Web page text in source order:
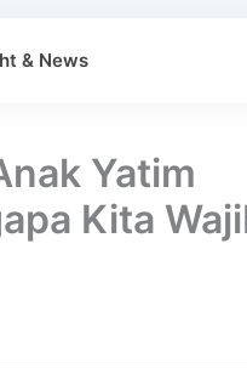
& News
Yatim
Kita